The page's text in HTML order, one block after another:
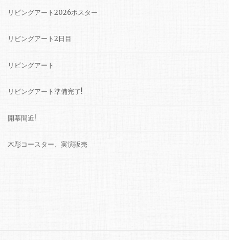
リビングアート2026ポスター
リビングアート2日目
リビングアート
リビングアート準備完了!
開幕間近!
木彫コースター、実演販売